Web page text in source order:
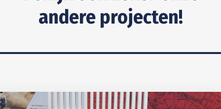
andere projecten!